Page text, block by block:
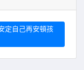
定自己再安頓孩